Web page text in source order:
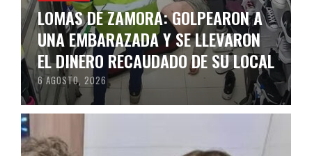
LOMAS DE ZAMORA: GOLPEARON A
UNA EMBARAZADA Y SE LLEVARON
EL DINERO RECAUDADO DE SU LOCAL
6 AGOSTO, 2026